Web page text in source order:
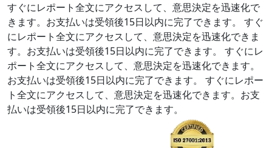
すぐにレポート全文にアクセスして、意思決定を迅速化で
きます。お支払いは受領後15日以内に完了できます。
すぐ
にレポート全文にアクセスして、意思決定を迅速化できま
す。お支払いは受領後15日以内に完了できます。
すぐにレ
ポート全文にアクセスして、意思決定を迅速化できます。
お支払いは受領後15日以内に完了できます。
すぐにレポー
ト全文にアクセスして、意思決定を迅速化できます。お支
払いは受領後15日以内に完了できます。